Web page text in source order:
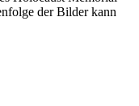
der Bilder kann